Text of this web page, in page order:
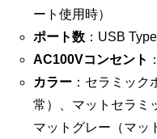
ート使用時）
ポート数：USB
AC100Vコンセント
カラー：セラミック
常）、マットセラミ
マットグレー（マッ